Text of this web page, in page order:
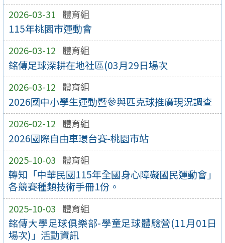
2026-03-31 體育組
115年桃園市運動會
2026-03-12 體育組
銘傳足球深耕在地社區(03月29日場次
2026-03-12 體育組
2026國中小學生運動暨參與匹克球推廣現況調查
2026-02-12 體育組
2026國際自由車環台賽-桃園市站
2025-10-03 體育組
轉知「中華民國115年全國身心障礙國民運動會」
各競賽種類技術手冊1份。
2025-10-03 體育組
銘傳大學足球俱樂部-學童足球體驗營(11月01日
場次)」活動資訊